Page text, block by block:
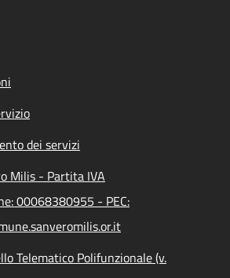
dei servizi
Milis - Partita IVA
00068380955 - PEC:
Telematico Polifunzionale (v.